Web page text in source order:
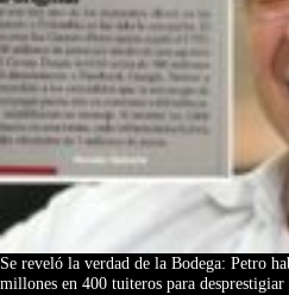
Se reveló la verdad de la Bodega: Petro
millones en 400 tuiteros para desprestigiar